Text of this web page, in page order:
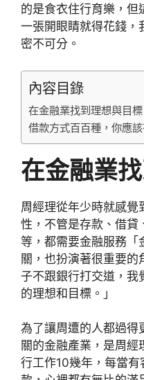
的是食衣住行育樂，但
一張開眼睛就得花錢，
密不可分。
內容目錄
在金融業找到理想與目標
借款方式百百種，你應
在金融業
周經理從年少時就感覺
性，不管是存款、借
等，都需要金融服務「
關，也扮演著很重要的
子不跟銀行打交道，我
的理想和目標。」
為了讓周遭的人都過得
關的金融產業，是周經
行工作10幾年，每當